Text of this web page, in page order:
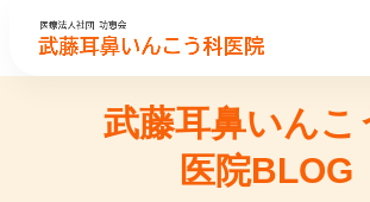
武藤耳鼻いんこ
医院BLOG